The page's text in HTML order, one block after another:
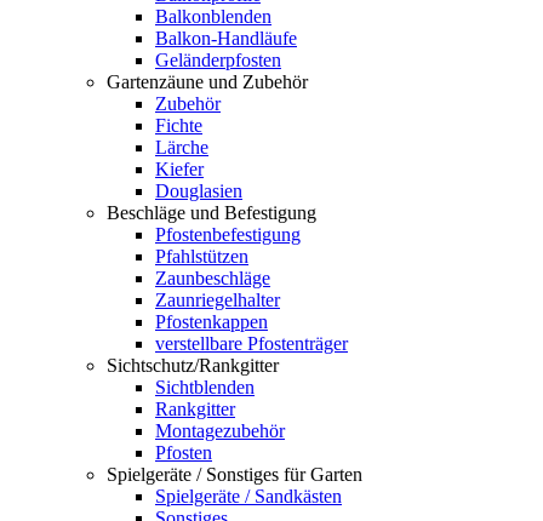
Balkonblenden
Balkon-Handläufe
Geländerpfosten
Gartenzäune und Zubehör
Zubehör
Fichte
Lärche
Kiefer
Douglasien
Beschläge und Befestigung
Pfostenbefestigung
Pfahlstützen
Zaunbeschläge
Zaunriegelhalter
Pfostenkappen
verstellbare Pfostenträger
Sichtschutz/Rankgitter
Sichtblenden
Rankgitter
Montagezubehör
Pfosten
Spielgeräte / Sonstiges für Garten
Spielgeräte / Sandkästen